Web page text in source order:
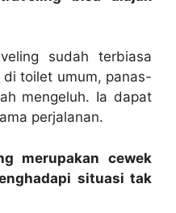
sudah terbiasa
toilet umum, panas-
mengeluh. Ia dapat
perjalanan.
merupakan cewek
situasi tak